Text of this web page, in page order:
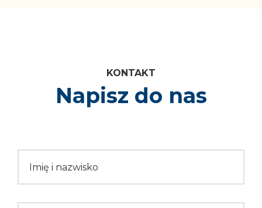
Kontakt
Napisz do nas
Imię i nazwisko